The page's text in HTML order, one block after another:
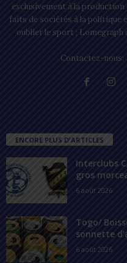
exclusivement à la
faits de sociétés à la politique
oublier le sport ;
Contactez-nous:
ENCORE PLUS D'ARTICLES
Interclubs
gros
6 août 2026
Togo/
sonnette
6 août 2026